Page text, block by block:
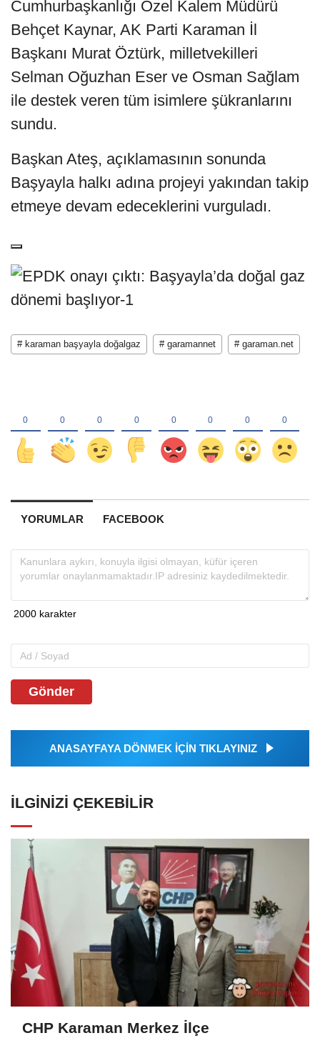
Cumhurbaşkanlığı Özel Kalem Müdürü
Behçet Kaynar, AK Parti Karaman İl
Başkanı Murat Öztürk, milletvekilleri
Selman Oğuzhan Eser ve Osman Sağlam
ile destek veren tüm isimlere şükranlarını
sundu.
Başkan Ateş, açıklamasının sonunda
Başyayla halkı adına projeyi yakından takip
etmeye devam edeceklerini vurguladı.
# karaman başyayla doğalgaz # garamannet # garaman.net
YORUMLAR FACEBOOK
Gönder
ANASAYFAYA DÖNMEK İÇİN TIKLAYINIZ
İLGINIZI ÇEKEBILIR
CHP Karaman Merkez İlçe